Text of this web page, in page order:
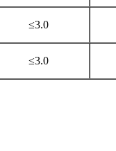
≤3.0
≤3.0